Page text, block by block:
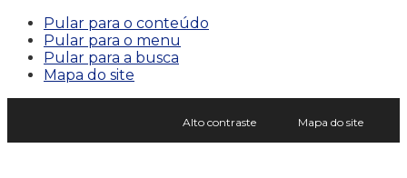
Pular para o conteúdo
Pular para o menu
Pular para a busca
Mapa do site
Alto contraste Mapa do site